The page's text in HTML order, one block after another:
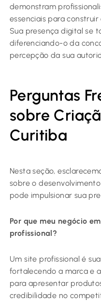
demonstram
essenciais para
Sua presença digital se
diferenciando-o da
percepção da sua
Perguntas
sobre
Curitiba
Nesta seção,
sobre o
pode impulsionar sua
Por que meu negócio
profissional?
Um site profissional é
fortalecendo a marca e
para apresentar
credibilidade no